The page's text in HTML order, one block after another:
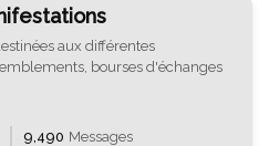
aux différentes
bourses d'échanges
9,490 Messages